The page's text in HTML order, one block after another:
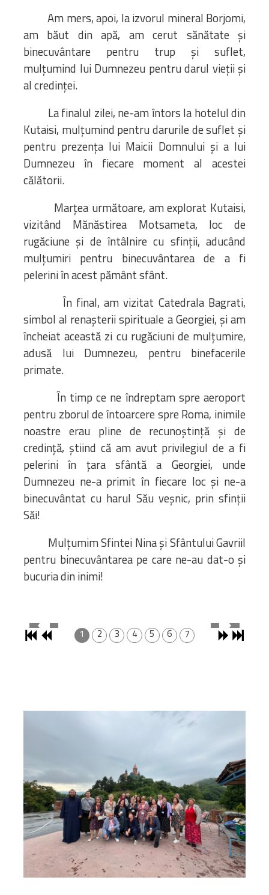
Am mers, apoi, la izvorul mineral Borjomi,
am băut din apă, am cerut sănătate și
binecuvântare pentru trup și suflet,
mulțumind lui Dumnezeu pentru darul vieții și
al credinței.
La finalul zilei, ne-am întors la hotelul din
Kutaisi, mulțumind pentru darurile de suflet și
pentru prezența lui Maicii Domnului și a lui
Dumnezeu în fiecare moment al acestei
călătorii.
Marțea următoare, am explorat Kutaisi,
vizitând Mănăstirea Motsameta, loc de
rugăciune și de întâlnire cu sfinții, aducând
mulțumiri pentru binecuvântarea de a fi
pelerini în acest pământ sfânt.
În final, am vizitat Catedrala Bagrati,
simbol al renașterii spirituale a Georgiei, și am
încheiat această zi cu rugăciuni de mulțumire,
adusă lui Dumnezeu, pentru binefacerile
primate.
În timp ce ne îndreptam spre aeroport
pentru zborul de întoarcere spre Roma, inimile
noastre erau pline de recunoștință și de
credință, știind că am avut privilegiul de a fi
pelerini în țara sfântă a Georgiei, unde
Dumnezeu ne-a primit în fiecare loc și ne-a
binecuvântat cu harul Său veșnic, prin sfinții
Săi!
Mulțumim Sfintei Nina și Sfântului Gavriil
pentru binecuvântarea pe care ne-au dat-o și
bucuria din inimi!
1 2 3 4 5 6 7